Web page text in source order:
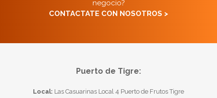
negocio?
CONTACTATE CON NOSOTROS >
Puerto de Tigre:
Local: Las Casuarinas Local 4 Puerto de Frutos Tigre